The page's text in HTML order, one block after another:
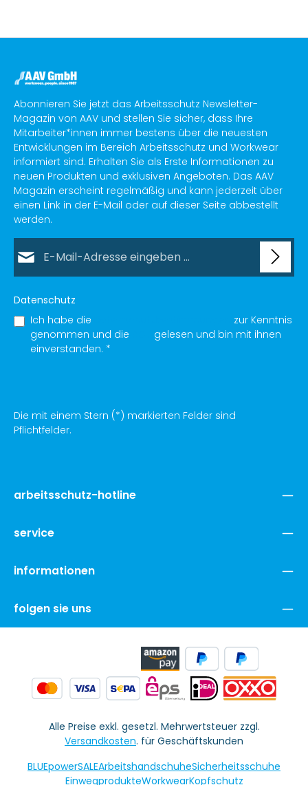
Abonnieren Sie jetzt das Arbeitsschutz Newsletter-
Magazin von AAV und stellen Sie sicher, dass Ihre
Mitarbeiter*innen immer bestens über die neuesten
Entwicklungen im Bereich Arbeitsschutz und Workwear
informiert sind. Erhalten Sie als Erste Informationen zu
neuen Produkten und exklusiven Angeboten. Das AAV
Magazin erscheint regelmäßig und kann jederzeit über
einen Link in der E-Mail oder auf dieser Seite abbestellt
werden.
Datenschutz
Ich habe die
zur Kenntnis
genommen und die
gelesen und bin mit ihnen
einverstanden. *
Die mit einem Stern (*) markierten Felder sind
Pflichtfelder.
arbeitsschutz-hotline
service
informationen
folgen sie uns
Alle Preise exkl. gesetzl. Mehrwertsteuer zzgl.
Versandkosten. für Geschäftskunden
BLUEpowerSALEArbeitshandschuheSicherheitsschuhe
EinwegprodukteWorkwearKopfschutz